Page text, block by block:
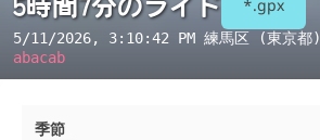
*.gpx
5/11/2026, 3:10:42 PM 練馬区 (東京都)
abacab
季節